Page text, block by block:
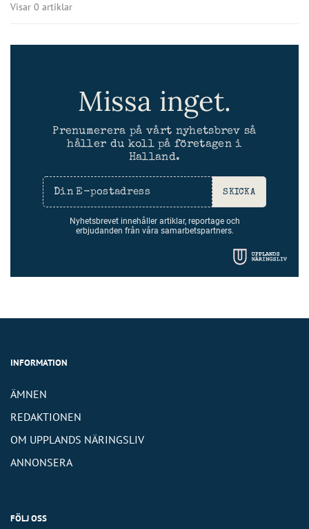
Visar 0 artiklar
Missa inget.
Prenumerera på vårt nyhetsbrev så
håller du koll på företagen i
Halland.
SKICKA
Nyhetsbrevet innehåller artiklar, reportage och
erbjudanden från våra samarbetspartners.
INFORMATION
ÄMNEN
REDAKTIONEN
OM UPPLANDS NÄRINGSLIV
ANNONSERA
FÖLJ OSS